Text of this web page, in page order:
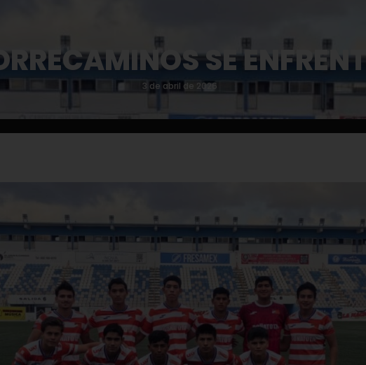
SE
3 de abril de 2026